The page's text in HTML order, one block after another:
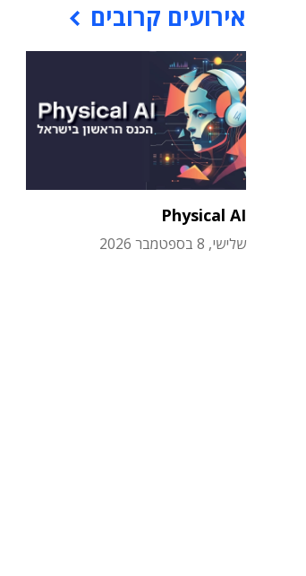
אירועים קרובים
Physical AI
שלישי, 8 בספטמבר 2026